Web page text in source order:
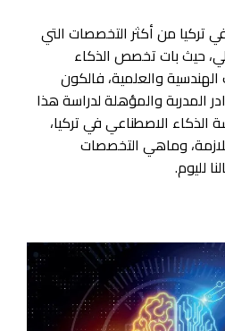
تركيا من أكثر التخصصات التي
حيث بات تخصص الذكاء
والعلمية، فالكون
المدربة والمؤهلة لدراسة هذا
الذكاء الاصطناعي في تركيا،
وماهي التخصصات
لليوم.